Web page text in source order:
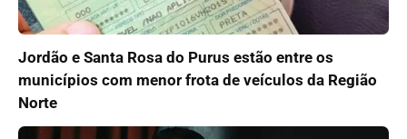
Jordão e Santa Rosa do Purus estão entre os
municípios com menor frota de veículos da Região
Norte